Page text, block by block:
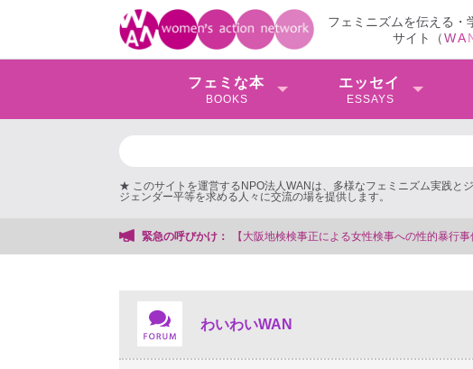
フェミニズムを伝える・
サイト（WA
フェミな本
BOOKS
エッセイ
ESSAYS
★ このサイトを運営するNPO法人WANは、多様なフェミニズム実践と
ジェンダー平等を求める人々に交流の場を提供します。
緊急の呼びかけ：
わいわいWAN